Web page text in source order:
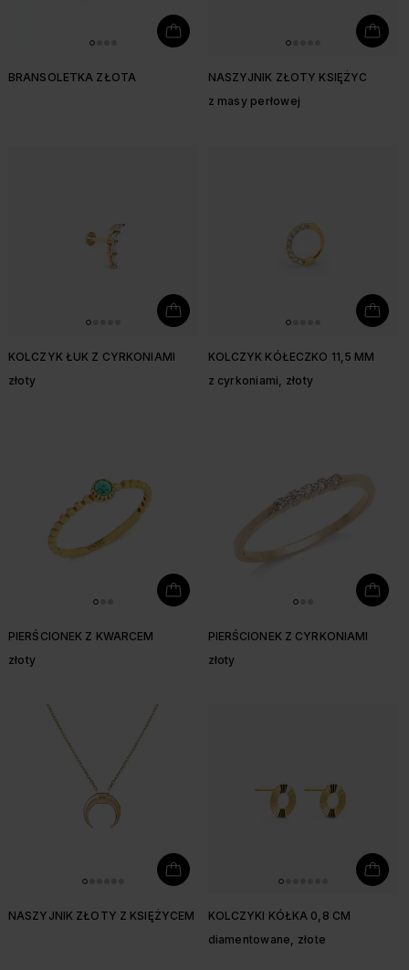
BRANSOLETKA ZŁOTA
NASZYJNIK ZŁOTY KSIĘŻYC
z masy perłowej
KOLCZYK ŁUK Z CYRKONIAMI
złoty
KOLCZYK KÓŁECZKO 11,5 MM
z cyrkoniami, złoty
PIERŚCIONEK Z KWARCEM
złoty
PIERŚCIONEK Z CYRKONIAMI
złoty
NASZYJNIK ZŁOTY Z KSIĘŻYCEM
KOLCZYKI KÓŁKA 0,8 CM
diamentowane, złote